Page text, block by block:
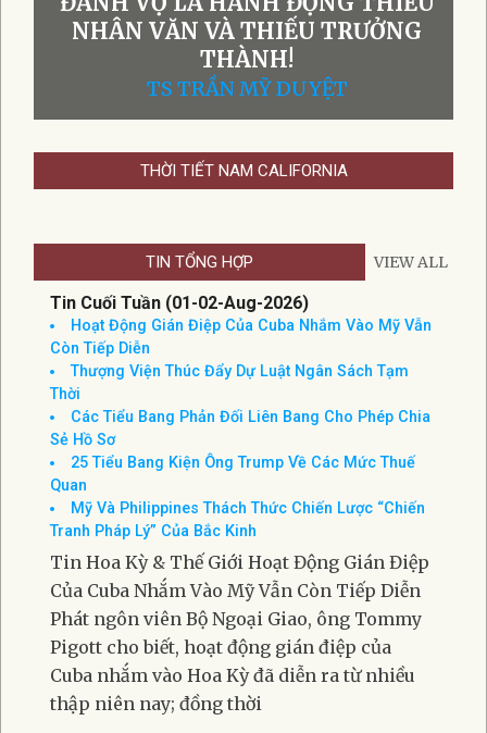
NHÂN VĂN VÀ THIẾU TRƯỞNG
THÀNH!
TS TRẦN MỸ DUYỆT
THỜI TIẾT NAM CALIFORNIA
TIN TỔNG HỢP VIEW ALL
Tin Cuối Tuần (01-02-Aug-2026)
Hoạt Động Gián Điệp Của Cuba Nhắm Vào Mỹ Vẫn
Còn Tiếp Diễn
Thượng Viện Thúc Đẩy Dự Luật Ngân Sách Tạm
Thời
Các Tiểu Bang Phản Đối Liên Bang Cho Phép Chia
Sẻ Hồ Sơ
25 Tiểu Bang Kiện Ông Trump Về Các Mức Thuế
Quan
Mỹ Và Philippines Thách Thức Chiến Lược “Chiến
Tranh Pháp Lý” Của Bắc Kinh
Tin Hoa Kỳ & Thế Giới Hoạt Động Gián Điệp
Của Cuba Nhắm Vào Mỹ Vẫn Còn Tiếp Diễn
Phát ngôn viên Bộ Ngoại Giao, ông Tommy
Pigott cho biết, hoạt động gián điệp của
Cuba nhắm vào Hoa Kỳ đã diễn ra từ nhiều
thập niên nay; đồng thời